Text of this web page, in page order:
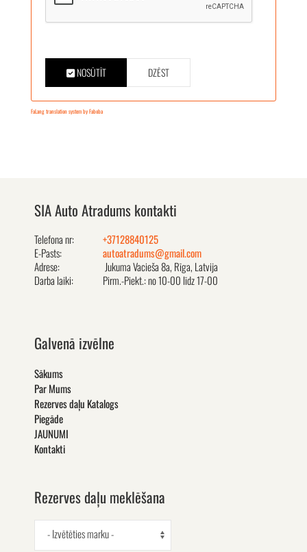
NOSŪTĪT DZĒST
FaLang translation system by Faboba
SIA Auto Atradums kontakti
Telefona nr:
+37128840125
E-Pasts:
autoatradums@gmail.com
Adrese:
Jukuma Vacieša 8a, Rīga, Latvija
Darba laiki:
Pirm.-Piekt.: no 10-00 līdz 17-00
Galvenā izvēlne
Sākums
Par Mums
Rezerves daļu Katalogs
Piegāde
JAUNUMI
Kontakti
Rezerves daļu meklēšana
- Izvētēties marku -